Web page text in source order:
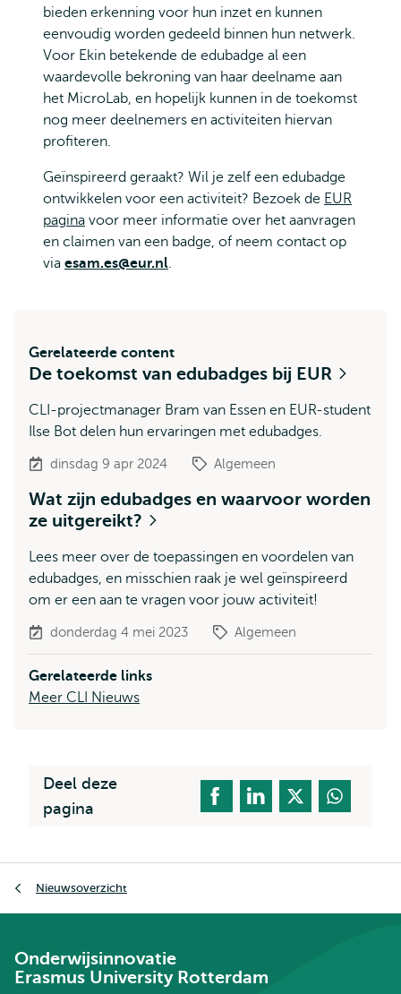
bieden erkenning voor hun inzet en kunnen
eenvoudig worden gedeeld binnen hun netwerk.
Voor Ekin betekende de edubadge al een
waardevolle bekroning van haar deelname aan
het MicroLab, en hopelijk kunnen in de toekomst
nog meer deelnemers en activiteiten hiervan
profiteren.
Geïnspireerd geraakt? Wil je zelf een edubadge
ontwikkelen voor een activiteit? Bezoek de EUR
pagina voor meer informatie over het aanvragen
en claimen van een badge, of neem contact op
via esam.es@eur.nl.
Gerelateerde content
De toekomst van edubadges bij EUR
CLI-projectmanager Bram van Essen en EUR-student
Ilse Bot delen hun ervaringen met edubadges.
dinsdag 9 apr 2024 Algemeen
Wat zijn edubadges en waarvoor worden
ze uitgereikt?
Lees meer over de toepassingen en voordelen van
edubadges, en misschien raak je wel geïnspireerd
om er een aan te vragen voor jouw activiteit!
donderdag 4 mei 2023 Algemeen
Gerelateerde links
Meer CLI Nieuws
Deel deze
pagina
Nieuwsoverzicht
Onderwijsinnovatie
Erasmus University Rotterdam